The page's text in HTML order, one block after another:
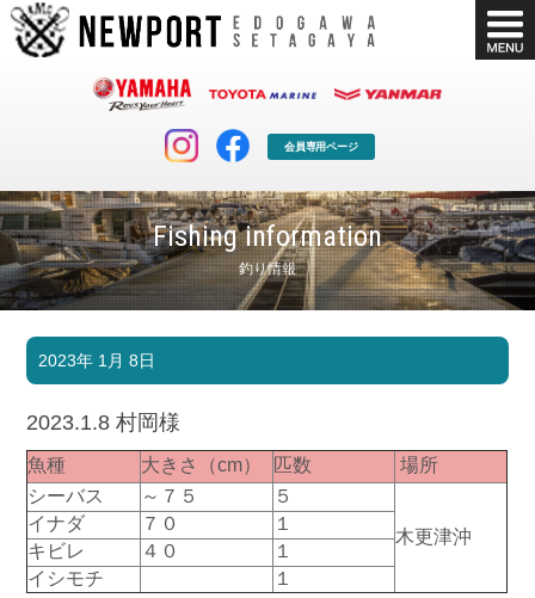
会員専用ページ
Fishing information
釣り情報
マリンクラブ
マリンライフを堪能したい！
ボート販売
ボート免許
長年の実績と信頼！
店舗情報
Shop Info.
公式ブログ
Blog
お問い合わせ
2023年 1月 8日
2023.1.8 村岡様
魚種 大きさ（cm） 匹数
場所
シーバス
～７５
５
木更津沖
イナダ ７０
１
キビレ
４０
１
イシモチ
１